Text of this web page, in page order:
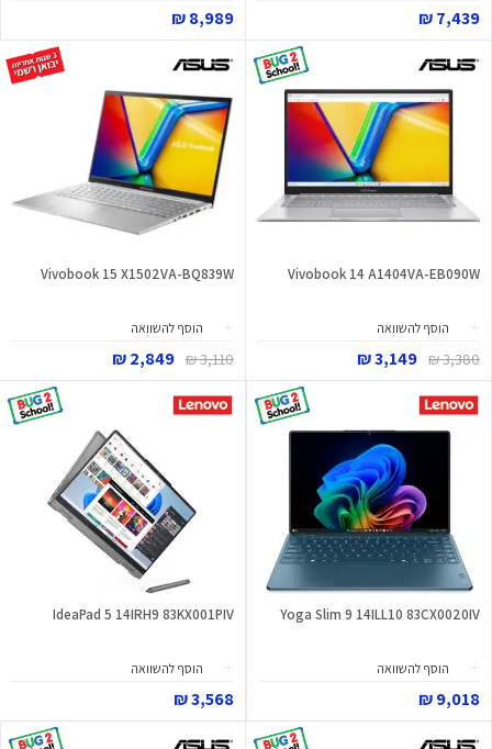
7,439 ₪
8,989 ₪
Vivobook 14 A1404VA-EB090W
הוסף להשוואה
3,380 ₪
3,149 ₪
Vivobook 15 X1502VA-BQ839W
הוסף להשוואה
3,110 ₪
2,849 ₪
Yoga Slim 9 14ILL10 83CX0020IV
הוסף להשוואה
9,018 ₪
IdeaPad 5 14IRH9 83KX001PIV
הוסף להשוואה
3,568 ₪